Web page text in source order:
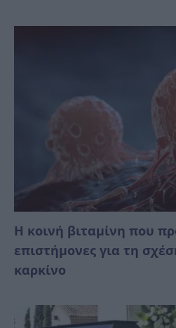
Η κοινή βιταμίνη που
επιστήμονες για τη
καρκίνο